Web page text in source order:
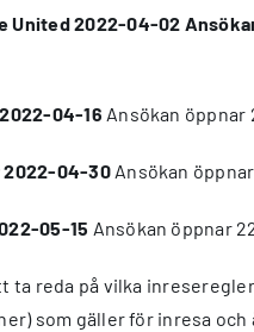
United 2022-04-02
04-16 Ansökan öppnar
2022-04-30Ansökan
05-15 Ansökan öppnar
ta reda på vilka
som gäller för inresa